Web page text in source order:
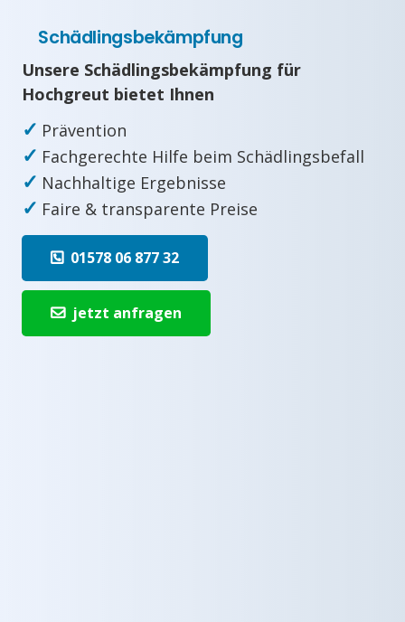
Schädlingsbekämpfung
Unsere Schädlingsbekämpfung für
Hochgreut bietet Ihnen
✓ Prävention
✓ Fachgerechte Hilfe beim Schädlingsbefall
✓ Nachhaltige Ergebnisse
✓ Faire & transparente Preise
01578 06 877 32
jetzt anfragen